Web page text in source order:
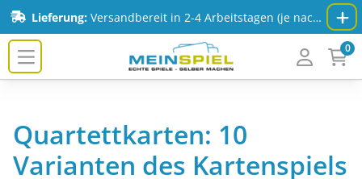
Zum Inhalt springen
Lieferung:Versandbereit in 2-4 Arbeitstagen (je nach Spiel & Auflage) - Mehr Infos:
MeinSpiel.de 0
Quartettkarten: 10
Varianten des Kartenspiels